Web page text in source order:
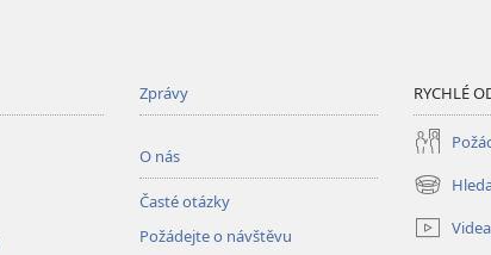
Zprávy
O nás
Časté otázky
Požádejte o návštěvu
RYCHLÉ
(otevřeno
nové
okno)
Videa